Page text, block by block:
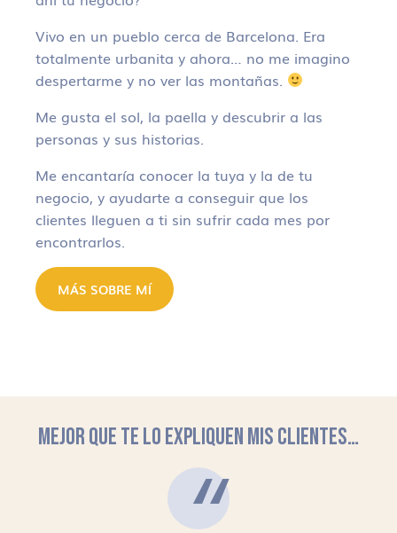
Vivo en un pueblo cerca de Barcelona. Era
totalmente urbanita y ahora… no me imagino
despertarme y no ver las montañas.
Me gusta el sol, la paella y descubrir a las
personas y sus historias.
Me encantaría conocer la tuya y la de tu
negocio, y ayudarte a conseguir que los
clientes lleguen a ti sin sufrir cada mes por
encontrarlos.
MÁS SOBRE MÍ
MEJOR QUE TE LO EXPLIQUEN MIS CLIENTES…